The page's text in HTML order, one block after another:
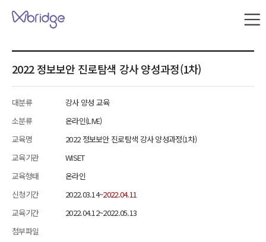
W
지
트
2022 정보보안 진로탐색 강사 양성과정(1차)
대분류
강사 양성 교육
소분류
온라인(LIVE)
교육명
2022 정보보안 진로탐색 강사 양성과정(1차)
교육기관
WISET
교육형태
온라인
신청기간
2022.03.14~2022.04.11
교육기간
2022.04.12~2022.05.13
첨부파일